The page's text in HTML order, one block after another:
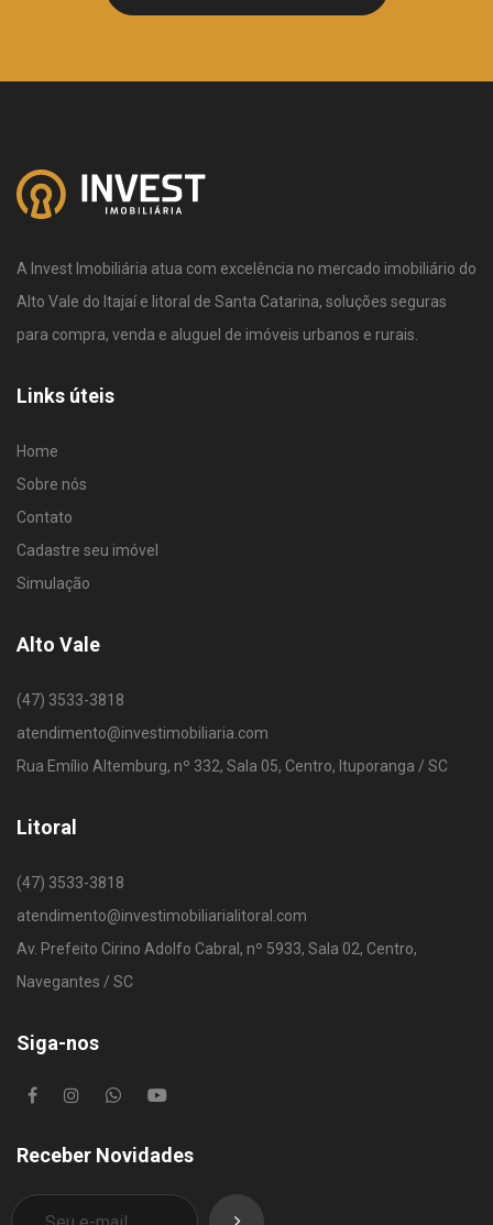
A Invest Imobiliária atua com excelência no mercado imobiliário do
Alto Vale do Itajaí e litoral de Santa Catarina, soluções seguras
para compra, venda e aluguel de imóveis urbanos e rurais.
Links úteis
Home
Sobre nós
Contato
Cadastre seu imóvel
Simulação
Alto Vale
(47) 3533-3818
atendimento@investimobiliaria.com
Rua Emílio Altemburg, nº 332, Sala 05, Centro, Ituporanga / SC
Litoral
(47) 3533-3818
atendimento@investimobiliarialitoral.com
Av. Prefeito Cirino Adolfo Cabral, nº 5933, Sala 02, Centro,
Navegantes / SC
Siga-nos
Receber Novidades